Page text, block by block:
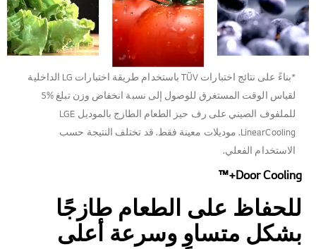
*بناءً على نتائج اختبارات TÜV باستخدام طريقة اختبارات LG الداخلية
لقياس الوقت المستغرق للوصول إلى نسبة انخفاض وزن تبلغ %5
للملفوف الصيني على رف حيز الطعام الطازج بالموديل LGE
LinearCooling. موديلات معينة فقط. قد تختلف النتيجة حسب
الاستخدام الفعلي.
Door Cooling+™
للحفاظ على الطعام طازجًا
بشكل متساوٍ وسرعة أعلى